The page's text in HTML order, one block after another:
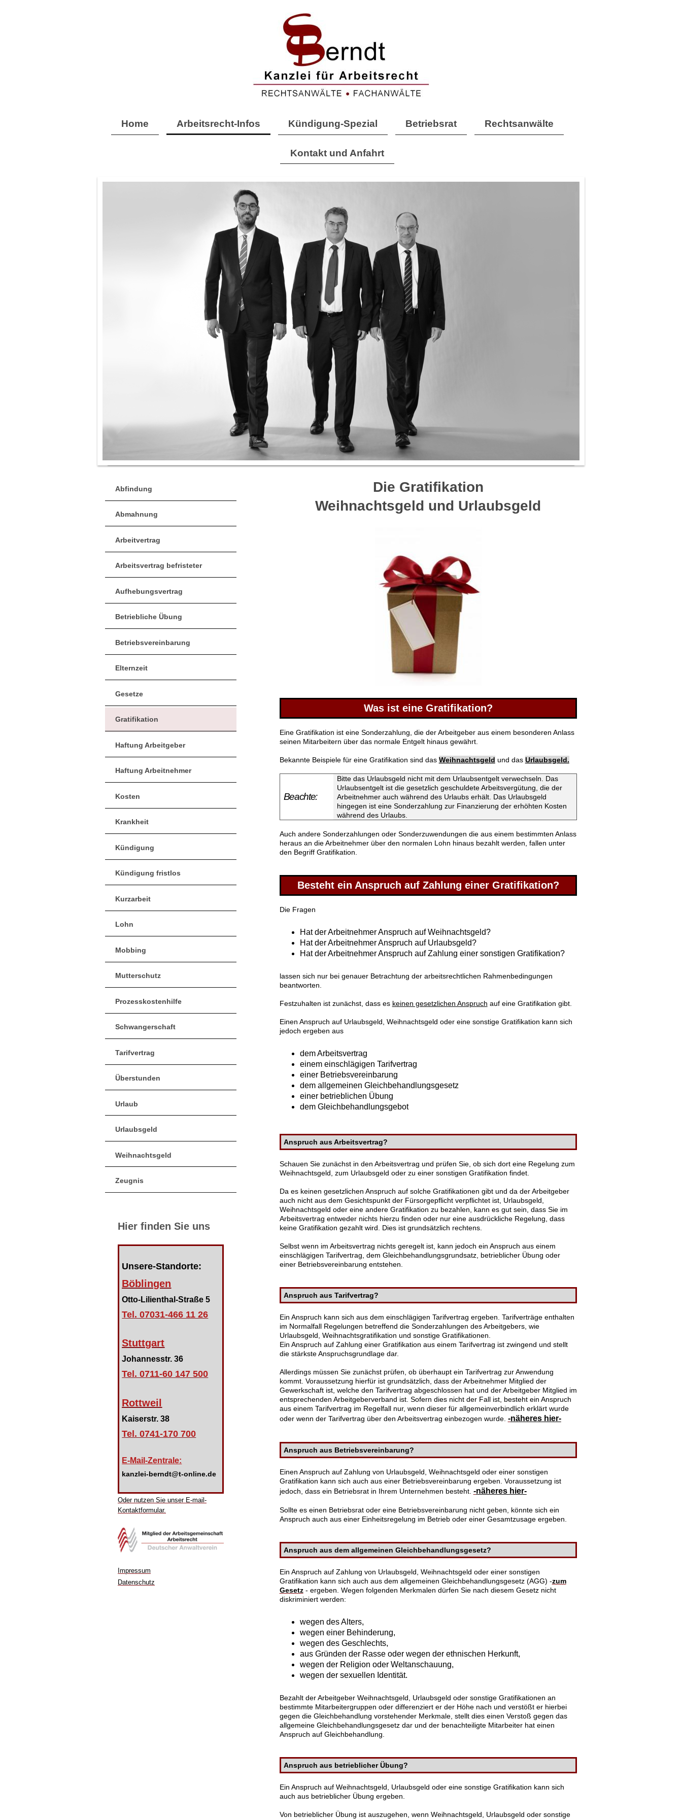
Home Arbeitsrecht-Infos Kündigung-Spezial Betriebsrat Rechtsanwälte
Kontakt und Anfahrt
Die Gratifikation
Weihnachtsgeld und Urlaubsgeld
Was ist eine Gratifikation?
Eine Gratifikation ist eine Sonderzahlung, die der Arbeitgeber aus einem besonderen Anlass
seinen Mitarbeitern über das normale Entgelt hinaus gewährt.
Bekannte Beispiele für eine Gratifikation sind das Weihnachtsgeld und das Urlaubsgeld.
Beachte:
Bitte das Urlaubsgeld nicht mit dem Urlaubsentgelt verwechseln. Das
Urlaubsentgelt ist die gesetzlich geschuldete Arbeitsvergütung, die der
Arbeitnehmer auch während des Urlaubs erhält. Das Urlaubsgeld
hingegen ist eine Sonderzahlung zur Finanzierung der erhöhten Kosten
während des Urlaubs.
Auch andere Sonderzahlungen oder Sonderzuwendungen die aus einem bestimmten Anlass
heraus an die Arbeitnehmer über den normalen Lohn hinaus bezahlt werden, fallen unter
den Begriff Gratifikation.
Besteht ein Anspruch auf Zahlung einer Gratifikation?
Die Fragen
Hat der Arbeitnehmer Anspruch auf Weihnachtsgeld?
Hat der Arbeitnehmer Anspruch auf Urlaubsgeld?
Hat der Arbeitnehmer Anspruch auf Zahlung einer sonstigen Gratifikation?
lassen sich nur bei genauer Betrachtung der arbeitsrechtlichen Rahmenbedingungen
beantworten.
Festzuhalten ist zunächst, dass es keinen gesetzlichen Anspruch auf eine Gratifikation gibt.
Einen Anspruch auf Urlaubsgeld, Weihnachtsgeld oder eine sonstige Gratifikation kann sich
jedoch ergeben aus
dem Arbeitsvertrag
einem einschlägigen Tarifvertrag
einer Betriebsvereinbarung
dem allgemeinen Gleichbehandlungsgesetz
einer betrieblichen Übung
dem Gleichbehandlungsgebot
Anspruch aus Arbeitsvertrag?
Schauen Sie zunächst in den Arbeitsvertrag und prüfen Sie, ob sich dort eine Regelung zum
Weihnachtsgeld, zum Urlaubsgeld oder zu einer sonstigen Gratifikation findet.
Da es keinen gesetzlichen Anspruch auf solche Gratifikationen gibt und da der Arbeitgeber
auch nicht aus dem Gesichtspunkt der Fürsorgepflicht verpflichtet ist, Urlaubsgeld,
Weihnachtsgeld oder eine andere Gratifikation zu bezahlen, kann es gut sein, dass Sie im
Arbeitsvertrag entweder nichts hierzu finden oder nur eine ausdrückliche Regelung, dass
keine Gratifikation gezahlt wird. Dies ist grundsätzlich rechtens.
Selbst wenn im Arbeitsvertrag nichts geregelt ist, kann jedoch ein Anspruch aus einem
einschlägigen Tarifvertrag, dem Gleichbehandlungsgrundsatz, betrieblicher Übung oder
einer Betriebsvereinbarung entstehen.
Anspruch aus Tarifvertrag?
Ein Anspruch kann sich aus dem einschlägigen Tarifvertrag ergeben. Tarifverträge enthalten
im Normalfall Regelungen betreffend die Sonderzahlungen des Arbeitgebers, wie
Urlaubsgeld, Weihnachtsgratifikation und sonstige Gratifikationen.
Ein Anspruch auf Zahlung einer Gratifikation aus einem Tarifvertrag ist zwingend und stellt
die stärkste Anspruchsgrundlage dar.
Allerdings müssen Sie zunächst prüfen, ob überhaupt ein Tarifvertrag zur Anwendung
kommt. Voraussetzung hierfür ist grundsätzlich, dass der Arbeitnehmer Mitglied der
Gewerkschaft ist, welche den Tarifvertrag abgeschlossen hat und der Arbeitgeber Mitglied im
entsprechenden Arbeitgeberverband ist. Sofern dies nicht der Fall ist, besteht ein Anspruch
aus einem Tarifvertrag im Regelfall nur, wenn dieser für allgemeinverbindlich erklärt wurde
oder wenn der Tarifvertrag über den Arbeitsvertrag einbezogen wurde. -näheres hier-
Anspruch aus Betriebsvereinbarung?
Einen Anspruch auf Zahlung von Urlaubsgeld, Weihnachtsgeld oder einer sonstigen
Gratifikation kann sich auch aus einer Betriebsvereinbarung ergeben. Voraussetzung ist
jedoch, dass ein Betriebsrat in Ihrem Unternehmen besteht. -näheres hier-
Sollte es einen Betriebsrat oder eine Betriebsvereinbarung nicht geben, könnte sich ein
Anspruch auch aus einer Einheitsregelung im Betrieb oder einer Gesamtzusage ergeben.
Anspruch aus dem allgemeinen Gleichbehandlungsgesetz?
Ein Anspruch auf Zahlung von Urlaubsgeld, Weihnachtsgeld oder einer sonstigen
Gratifikation kann sich auch aus dem allgemeinen Gleichbehandlungsgesetz (AGG) -zum
Gesetz - ergeben. Wegen folgenden Merkmalen dürfen Sie nach diesem Gesetz nicht
diskriminiert werden:
wegen des Alters,
wegen einer Behinderung,
wegen des Geschlechts,
aus Gründen der Rasse oder wegen der ethnischen Herkunft,
wegen der Religion oder Weltanschauung,
wegen der sexuellen Identität.
Bezahlt der Arbeitgeber Weihnachtsgeld, Urlaubsgeld oder sonstige Gratifikationen an
bestimmte Mitarbeitergruppen oder differenziert er der Höhe nach und verstößt er hierbei
gegen die Gleichbehandlung vorstehender Merkmale, stellt dies einen Verstoß gegen das
allgemeine Gleichbehandlungsgesetz dar und der benachteiligte Mitarbeiter hat einen
Anspruch auf Gleichbehandlung.
Anspruch aus betrieblicher Übung?
Ein Anspruch auf Weihnachtsgeld, Urlaubsgeld oder eine sonstige Gratifikation kann sich
auch aus betrieblicher Übung ergeben.
Von betrieblicher Übung ist auszugehen, wenn Weihnachtsgeld, Urlaubsgeld oder sonstige
Abfindung
Abmahnung
Arbeitvertrag
Arbeitsvertrag befristeter
Aufhebungsvertrag
Betriebliche Übung
Betriebsvereinbarung
Elternzeit
Gesetze
Gratifikation
Haftung Arbeitgeber
Haftung Arbeitnehmer
Kosten
Krankheit
Kündigung
Kündigung fristlos
Kurzarbeit
Lohn
Mobbing
Mutterschutz
Prozesskostenhilfe
Schwangerschaft
Tarifvertrag
Überstunden
Urlaub
Urlaubsgeld
Weihnachtsgeld
Zeugnis
Hier finden Sie uns
Unsere-Standorte:
Böblingen
Otto-Lilienthal-Straße 5
Tel. 07031-466 11 26
Stuttgart
Johannesstr. 36
Tel. 0711-60 147 500
Rottweil
Kaiserstr. 38
Tel. 0741-170 700
E-Mail-Zentrale:
kanzlei-berndt@t-online.de
Oder nutzen Sie unser E-mail-
Kontaktformular.
Impressum
Datenschutz